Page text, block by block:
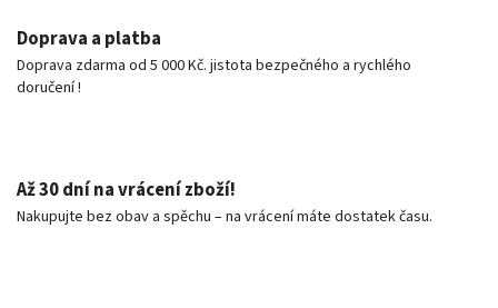
Doprava a platba
Doprava zdarma od 5 000 Kč. jistota bezpečného a rychlého
doručení !
Až 30 dní na vrácení zboží!
Nakupujte bez obav a spěchu – na vrácení máte dostatek času.